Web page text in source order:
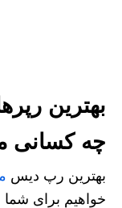
بهترین
چه کسانی
بهترین رپ دیس
خواهیم برای شما